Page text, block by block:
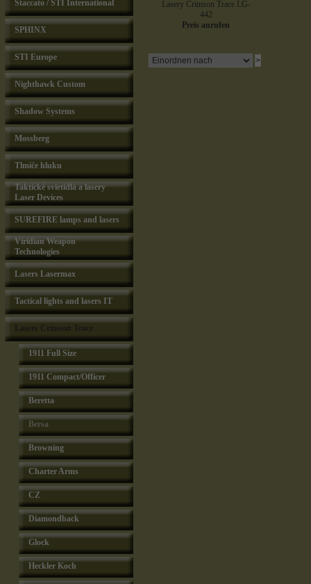
Staccato / STI International
SPHINX
STI Europe
Nighthawk Custom
Shadow Systems
Mossberg
Tlmiče hluku
Taktické svietidlá a lasery
Laser Devices
SUREFIRE lamps and lasers
Viridian Weapon
Technologies
Lasers Lasermax
Tactical lights and lasers IT
1911 Full Size
1911 Compact/Officer
Beretta
Bersa
Browning
Charter Arms
CZ
Diamondback
Glock
Heckler Koch
Lasery Crimson Trace LG-
442
Preis anrufen